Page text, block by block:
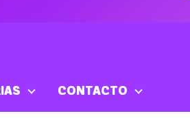
CONTACTO